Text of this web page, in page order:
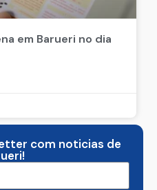
em Barueri no dia
com noticias de